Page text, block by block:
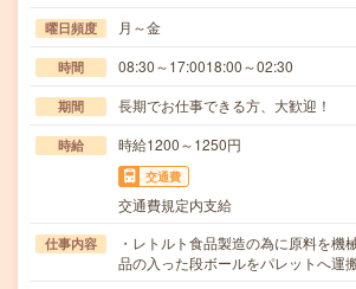
曜日頻度 月～金
時間 08:30～17:0018:00～02:30
期間 長期でお仕事できる方、大歓迎！
時給 時給1200～1250円
交通費
交通費規定内支給
仕事内容
・レトルト食品製造の為に原料を機
品の入った段ボールをパレットへ運